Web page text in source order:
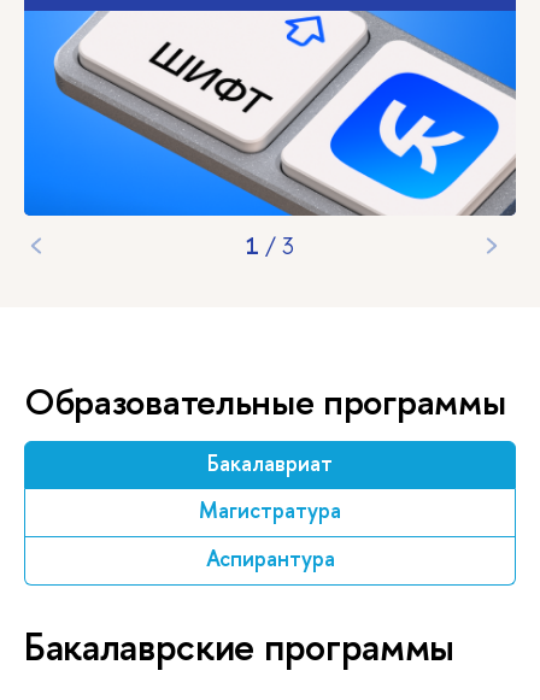
1 / 3
Образовательные программы
Бакалавриат
Магистратура
Аспирантура
Бакалаврские программы